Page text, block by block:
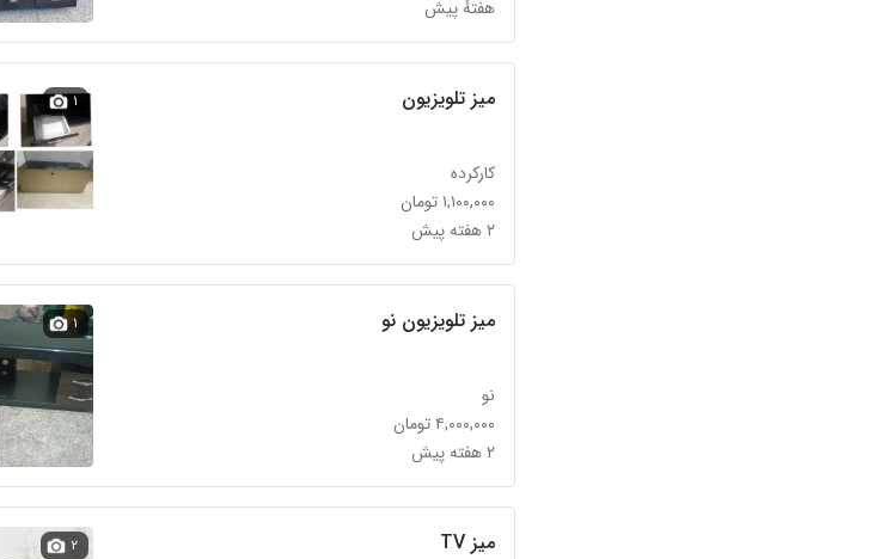
هفتهٔ پیش
میز تلویزیون
کارکرده
۱,۱۰۰,۰۰۰ تومان
۲ هفته پیش
۱
میز تلویزیون نو
نو
۴,۰۰۰,۰۰۰ تومان
۲ هفته پیش
۱
میز TV ۲